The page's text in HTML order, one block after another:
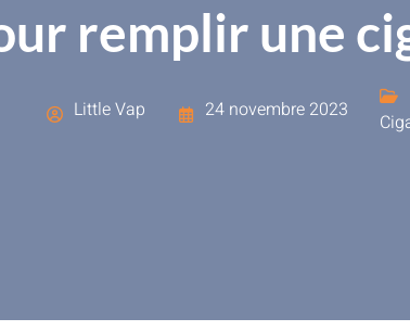
remplir une
Little Vap 24 novembre 2023